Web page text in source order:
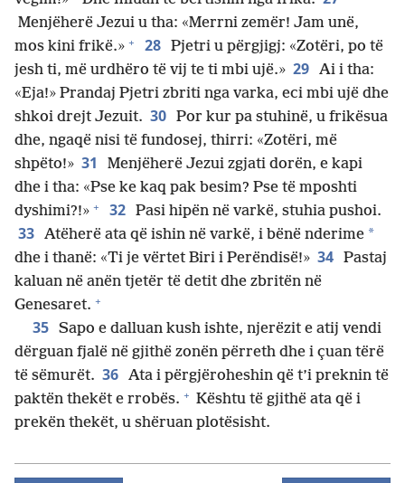
Menjëherë Jezui u tha: «Merrni zemër! Jam unë,
mos kini frikë.» + 28 Pjetri u përgjigj: «Zotëri, po të
jesh ti, më urdhëro të vij te ti mbi ujë.» 29 Ai i tha:
«Eja!» Prandaj Pjetri zbriti nga varka, eci mbi ujë dhe
shkoi drejt Jezuit. 30 Por kur pa stuhinë, u frikësua
dhe, ngaqë nisi të fundosej, thirri: «Zotëri, më
shpëto!» 31
Menjëherë Jezui zgjati dorën, e kapi
dhe i tha: «Pse ke kaq pak besim? Pse të mposhti
dyshimi?!» + 32 Pasi hipën në varkë, stuhia pushoi.
33 Atëherë ata që ishin në varkë, i bënë nderime *
dhe i thanë: «Ti je vërtet Biri i Perëndisë!» 34 Pastaj
kaluan në anën tjetër të detit dhe zbritën në
Genesaret. +
35 Sapo e dalluan kush ishte, njerëzit e atij vendi
dërguan fjalë në gjithë zonën përreth dhe i çuan tërë
të sëmurët. 36 Ata i përgjëroheshin që t’i preknin të
paktën thekët e rrobës. + Kështu të gjithë ata që i
prekën thekët, u shëruan plotësisht.